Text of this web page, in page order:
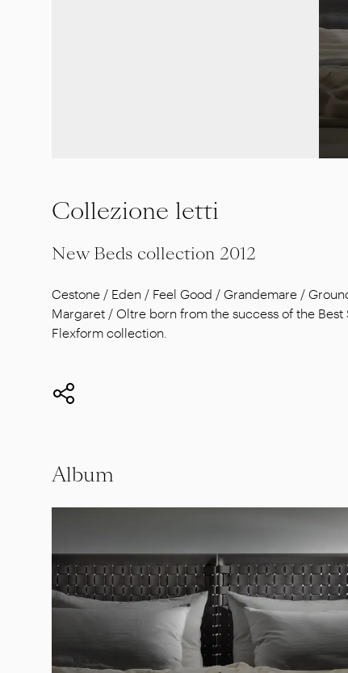
Collezione letti
New Beds collection 2012
Cestone / Eden / Feel Good / Grandemare /
Margaret / Oltre born from the success of the
Flexform collection.
Album